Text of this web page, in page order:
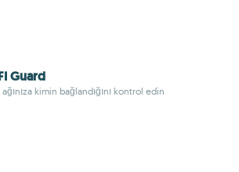
Guard
kimin bağlandığını kontrol edin